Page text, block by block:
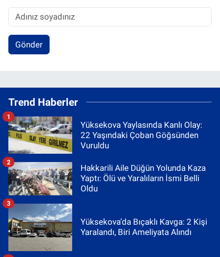
Gönder
Trend Haberler
Yüksekova Yaylasında Kanlı Olay:
22 Yaşındaki Çoban Göğsünden
Vuruldu
1
Hakkarili Aile Düğün Yolunda Kaza
Yaptı: Ölü ve Yaralıların İsmi Belli
Oldu
2
Yüksekova’da Bıçaklı Kavga: 2 Kişi
Yaralandı, Biri Ameliyata Alındı
3